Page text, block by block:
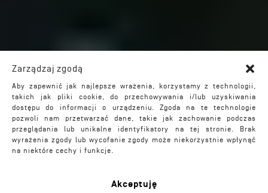
Zarządzaj zgodą
Aby zapewnić jak najlepsze wrażenia, korzystamy z technologii,
takich jak pliki cookie, do przechowywania i/lub uzyskiwania
dostępu do informacji o urządzeniu. Zgoda na te technologie
pozwoli nam przetwarzać dane, takie jak zachowanie podczas
przeglądania lub unikalne identyfikatory na tej stronie. Brak
wyrażenia zgody lub wycofanie zgody może niekorzystnie wpłynąć
na niektóre cechy i funkcje.
Akceptuję